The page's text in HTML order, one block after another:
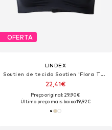
OFERTA
LINDEX
Soutien de tecido Soutien 'Flora Theresia'
22,41€
Preço original: 29,90€
Último preço mais baixo:19,92€